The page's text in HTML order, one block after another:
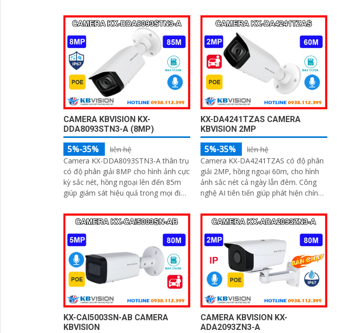
thể kể đến phát hiện vật thể, phân
tích người, xe, biển số, SMD3
đêm thông minh với 4 chế độ
CAMERA KBVISION KX-
DDA8093STN3-A (8MP)
5%-35%
liên hệ
Camera KX-DDA8093STN3-A thân trụ
có độ phân giải 8MP cho hình ảnh cực
kỳ sắc nét, hồng ngoại lên đến 85m
giúp giám sát hiệu quả trong mọi điều
minh như nhận diện khuôn mặt, đếm
người và nhận diện đối tượng cùng
khe cắm thẻ Micro SD 512GB mang
lại sự tiện lợi tối đa được bảo vệ với
chuẩn IP67, IK10 và hỗ trợ PoE,
camera đảm bảo hoạt động ổn định
KX-DA4241TZAS CAMERA
KBVISION 2MP
5%-35%
liên hệ
Camera KX-DA4241TZAS có độ phân
giải 2MP, hồng ngoại 60m, cho hình
ảnh sắc nét cả ngày lẫn đêm. Công
nghệ AI tiên tiến giúp phát hiện chính
trữ tối đa 512GB và ghi âm với MIC
tích hợp
KX-CAI5003SN-AB CAMERA
KBVISION
CAMERA KBVISION KX-
ADA2093ZN3-A